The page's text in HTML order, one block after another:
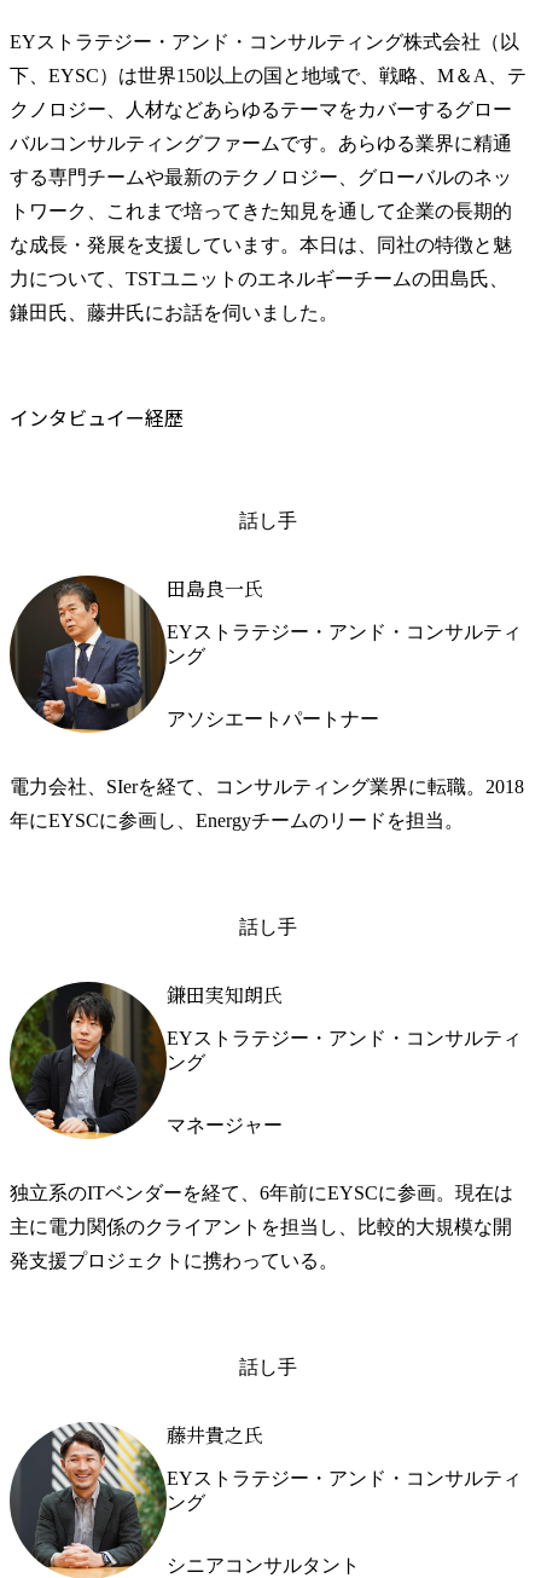
EYストラテジー・アンド・コンサルティング株式会社（以
下、EYSC）は世界150以上の国と地域で、戦略、M＆A、テ
クノロジー、人材などあらゆるテーマをカバーするグロー
バルコンサルティングファームです。あらゆる業界に精通
する専門チームや最新のテクノロジー、グローバルのネッ
トワーク、これまで培ってきた知見を通して企業の長期的
な成長・発展を支援しています。本日は、同社の特徴と魅
力について、TSTユニットのエネルギーチームの田島氏、
鎌田氏、藤井氏にお話を伺いました。
インタビュイー経歴
話し手
田島良一氏
EYストラテジー・アンド・コンサルティ
ング
アソシエートパートナー
電力会社、SIerを経て、コンサルティング業界に転職。2018
年にEYSCに参画し、Energyチームのリードを担当。
話し手
鎌田実知朗氏
EYストラテジー・アンド・コンサルティ
ング
マネージャー
独立系のITベンダーを経て、6年前にEYSCに参画。現在は
主に電力関係のクライアントを担当し、比較的大規模な開
発支援プロジェクトに携わっている。
話し手
藤井貴之氏
EYストラテジー・アンド・コンサルティ
ング
シニアコンサルタント